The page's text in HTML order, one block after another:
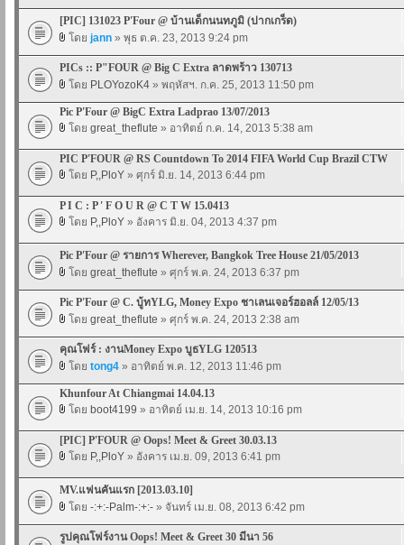
[PIC] 131023 P'Four @ บ้านเด็กนนทภูมิ (ปากเกร็ด)
โดย jann » พุธ ต.ค. 23, 2013 9:24 pm
PICs :: P"FOUR @ Big C Extra ลาดพร้าว 130713
โดย PLOYozoK4 » พฤหัสฯ. ก.ค. 25, 2013 11:50 pm
Pic P'Four @ BigC Extra Ladprao 13/07/2013
โดย great_theflute » อาทิตย์ ก.ค. 14, 2013 5:38 am
PIC P'FOUR @ RS Countdown To 2014 FIFA World Cup Brazil CTW
โดย P,,PloY » ศุกร์ มิ.ย. 14, 2013 6:44 pm
P I C : P ' F O U R @ C T W 15.0413
โดย P,,PloY » อังคาร มิ.ย. 04, 2013 4:37 pm
Pic P'Four @ รายการ Wherever, Bangkok Tree House 21/05/2013
โดย great_theflute » ศุกร์ พ.ค. 24, 2013 6:37 pm
Pic P'Four @ C. บู้ทYLG, Money Expo ชาเลนเจอร์ฮอลล์ 12/05/13
โดย great_theflute » ศุกร์ พ.ค. 24, 2013 2:38 am
คุณโฟร์ : งานMoney Expo บูธYLG 120513
โดย tong4 » อาทิตย์ พ.ค. 12, 2013 11:46 pm
Khunfour At Chiangmai 14.04.13
โดย boot4199 » อาทิตย์ เม.ย. 14, 2013 10:16 pm
[PIC] P'FOUR @ Oops! Meet & Greet 30.03.13
โดย P,,PloY » อังคาร เม.ย. 09, 2013 6:41 pm
MV.แฟนคันแรก [2013.03.10]
โดย -:+:-Palm-:+:- » จันทร์ เม.ย. 08, 2013 6:42 pm
รูปคุณโฟร์งาน Oops! Meet & Greet 30 มีนา 56